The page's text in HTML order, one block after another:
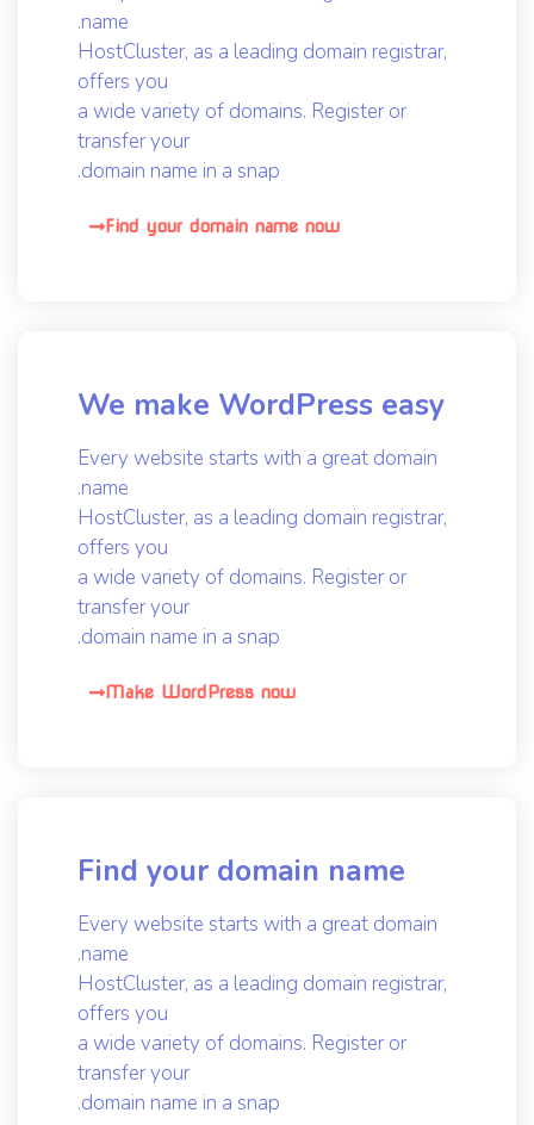
name.
HostCluster, as a leading domain registrar,
offers you
a wide variety of domains. Register or
transfer your
domain name in a snap.
Find your domain name now
We make WordPress easy
Every website starts with a great domain
name.
HostCluster, as a leading domain registrar,
offers you
a wide variety of domains. Register or
transfer your
domain name in a snap.
Make WordPress now
Find your domain name
Every website starts with a great domain
name.
HostCluster, as a leading domain registrar,
offers you
a wide variety of domains. Register or
transfer your
domain name in a snap.